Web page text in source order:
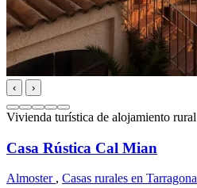
‹ ›
Vivienda turística de alojamiento rural
Casa Rústica Cal Mian
Almoster , Casas rurales en Tarragona